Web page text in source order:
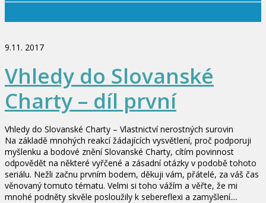
9.11. 2017
Vhledy do Slovanské
Charty – díl první
Vhledy do Slovanské Charty – Vlastnictví nerostných surovin
Na základě mnohých reakcí žádajících vysvětlení, proč podporuji
myšlenku a bodové znění Slovanské Charty, cítím povinnost
odpovědět na některé vyřčené a zásadní otázky v podobě tohoto
seriálu. Nežli začnu prvním bodem, děkuji vám, přátelé, za váš čas
věnovaný tomuto tématu. Velmi si toho vážím a věřte, že mi
mnohé podněty skvěle posloužily k sebereflexi a zamyšlení....